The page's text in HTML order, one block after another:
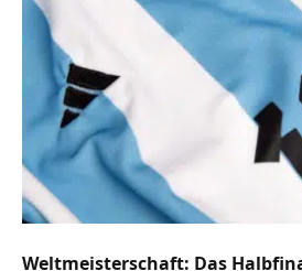
Weltmeisterschaft: Das